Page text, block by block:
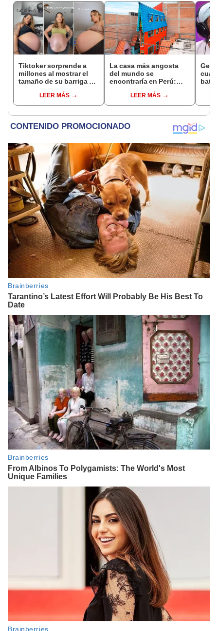
Tiktoker sorprende a
millones al mostrar el
tamaño de su barriga de
LEER MÁS
La casa más angosta
del mundo se
encontraría en Perú:
ancho y busca ingresar
al Récord Guinness
LEER MÁS